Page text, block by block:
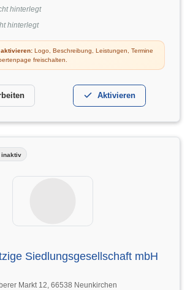
hinterlegt
hinterlegt
aktivieren: Logo, Beschreibung, Leistungen, Termine
freischalten.
Aktivieren
inaktiv
Siedlungsgesellschaft mbH
Markt 12, 66538 Neunkirchen